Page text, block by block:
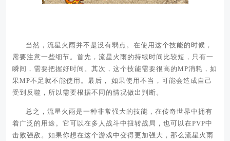
当然，流星火雨并不是没有弱点。在使用这个技能的时候，
需要注意一些细节。首先，流星火雨的持续时间比较短，只有一
瞬间，需要把握好时间。其次，这个技能需要很高的MP消耗，如
果MP不足就不能使用。最后， 如果使用不当，可能会造成自己
受到反噬，所以需要根据不同的情况做出判断。
总之，流星火雨是一种非常强大的技能，在传奇世界中拥有
着广泛的用途。它可以在多人战斗中扭转战局，也可以在PVP中
击败强敌。如果你想在这个游戏中变得更加强大，那么流星火雨